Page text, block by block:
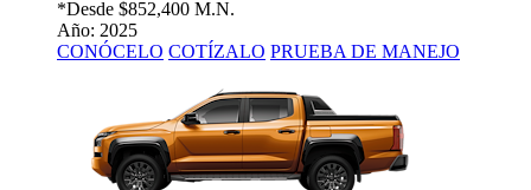
*Desde $852,400 M.N.
Año: 2025
CONÓCELO COTÍZALO PRUEBA DE MANEJO